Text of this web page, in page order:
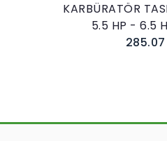
TASI ALT CONTASI
HP - 6.5 HP 2 ADET